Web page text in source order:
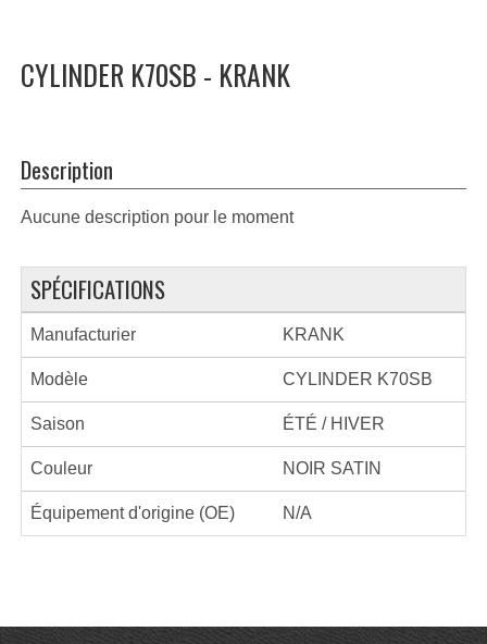
CYLINDER K70SB - KRANK
Description
Aucune description pour le moment
SPÉCIFICATIONS
Manufacturier KRANK
Modèle CYLINDER K70SB
Saison ÉTÉ / HIVER
Couleur NOIR SATIN
Équipement d'origine (OE) N/A